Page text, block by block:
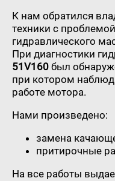
К нам обратился
техники с
гидравлического
При диагностики
51V160 был
при котором
работе мотора.
Нами произведено:
замена
притирочные
На все работы